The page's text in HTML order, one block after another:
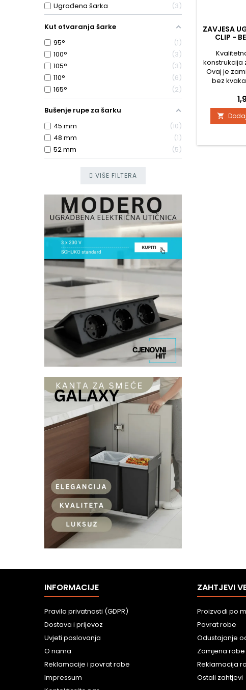
Ugrađena šarka
3
Kut otvaranja šarke
95°
1
100°
3
105°
3
110°
6
165°
2
Bušenje rupe za šarku
45 mm
10
48 mm
1
52 mm
5
VIŠE FILTERA
ZAVJESA
CLIP -
konstrukcija
Ovaj je
bez
niklirana
nagiba u tri
Montaža i
Bez

INFORMACIJE
Pravila privatnosti (GDPR)
Dostava i prijevoz
Uvjeti poslovanja
O nama
Reklamacije i povrat robe
Impressum
ZAHTJEVI
Proizvodi po
Povrat robe
Odustajanje
Zamjena robe
Reklamacija
Ostali zahtjevi